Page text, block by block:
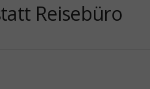
Reisebüro